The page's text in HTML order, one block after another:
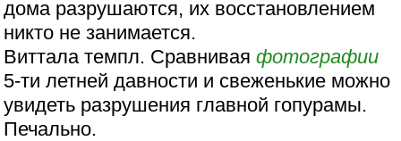
дома разрушаются, их восстановлением
никто не занимается.
Виттала темпл. Сравниваяфотографии
5-ти летней давности и свеженькие можно
увидеть разрушения главной гопурамы.
Печально.